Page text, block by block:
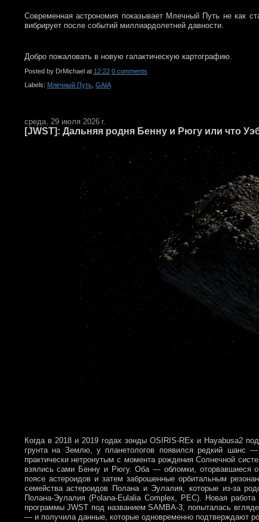
Современная астрономия показывает Млечный Путь не как
вибрирует после событий миллиардолетней давности.
Добро пожаловать в новую галактическую картографию.
Posted by DrMichael at 12:22 0 comments
Labels: Млечный Путь, GAIA
среда, 29 июля 2026 г.
[JWST]: Дальняя родня Бенну и Рюгу или что
Когда в 2018 и 2019 годах зонды OSIRIS-REx и Hayabusa2
грунта на Землю, у планетологов появился редкий шанс
практически нетронутым с момента рождения Солнечной
взялись сами Бенну и Рюгу. Оба — обломки, оторвавшиеся
поясе астероидов и затем заброшенные орбитальным
семейства астероидов Полана и Эулалия, которые из-за
Полана-Эулалия (Polana-Eulalia Complex, PEC). Новая
программы JWST под названием SAMBA-3, попыталась
— и получила данные, которые одновременно подтверждают